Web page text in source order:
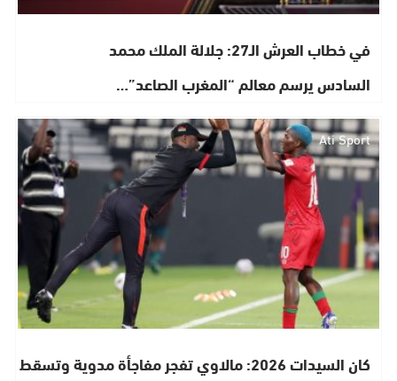
في خطاب العرش الـ27: جلالة الملك محمد
السادس يرسم معالم “المغرب الصاعد”…
Ati Sport
كان السيدات 2026: مالاوي تفجر مفاجأة مدوية وتسقط